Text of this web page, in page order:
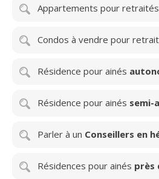
Appartements pour retraités
Condos à vendre pour
Résidence pour ainés
Résidence pour ainés semi-
Parler à un Conseillers en
Résidences pour ainés près